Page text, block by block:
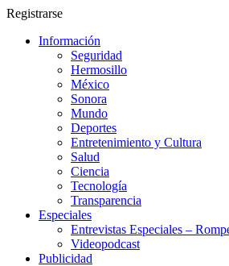
Registrarse
Información
Seguridad
Hermosillo
México
Sonora
Mundo
Deportes
Entretenimiento y Cultura
Salud
Ciencia
Tecnología
Transparencia
Especiales
Entrevistas Especiales –
Videopodcast
Publicidad